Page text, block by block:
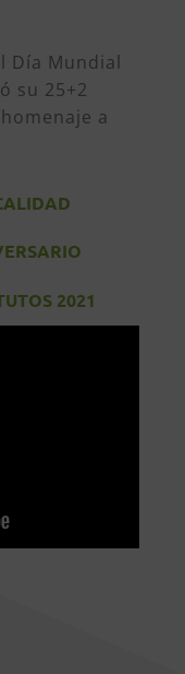
Día Mundial
su 25+2
a
2021